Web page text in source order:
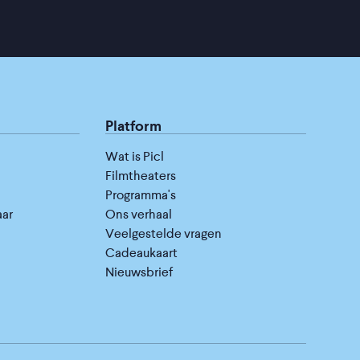
Platform
Wat is Picl
Filmtheaters
Programma's
Ons verhaal
Veelgestelde vragen
Cadeaukaart
Nieuwsbrief